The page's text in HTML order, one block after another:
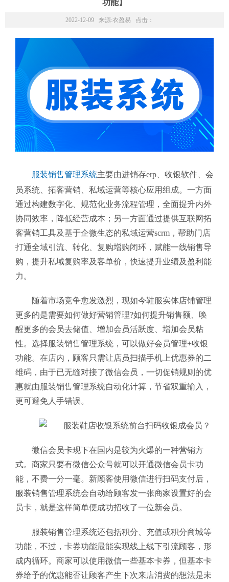
功能】
2022-12-09 来源:衣盈易 点击：
服装销售管理系统主要由进销存erp、收银软件、会
员系统、拓客营销、私域运营等核心应用组成。一方面
通过构建数字化、规范化业务流程管理，全面提升内外
协同效率，降低经营成本；另一方面通过提供互联网拓
客营销工具及基于企微生态的私域运营scrm，帮助门店
打通全域引流、转化、复购增购闭环，赋能一线销售导
购，提升私域复购率及客单价，快速提升业绩及盈利能
力。
随着市场竞争愈发激烈，现如今鞋服实体店铺管理
更多的是需要如何做好营销管理?如何提升销售额、唤
醒更多的会员去储值、增加会员活跃度、增加会员粘
性。选择服装销售管理系统 ，可以做好会员管理+收银
功能。 在店内，顾客只需让店员扫描手机上优惠券的二
维码，由于已无缝对接了微信会员，一切促销规则的优
惠就由服装销售管理系统自动化计算，节省双重输入，
更可避免人手错误。
微信会员卡现下在国内是较为火爆的一种营销方
式。商家只要有微信公众号就可以开通微信会员卡功
能，不费一分一毫。新顾客使用微信进行扫码支付后，
服装销售管理系统会自动给顾客发一张商家设置好的会
员卡，就是这样简单便成功招收了一位新会员。
服装销售管理系统还包括积分、充值或积分商城等
功能，不过，卡券功能最能实现线上线下引流顾客，形
成内循环。 商家可以使用微信一些基本卡券，但基本卡
券给予的优惠能否让顾客产生下次来店消费的想法是未